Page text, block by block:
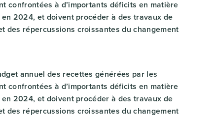
confrontées à d’importants déficits en matière
2024, et doivent procéder à des travaux de
des répercussions croissantes du changement
annuel des recettes générées par les
confrontées à d’importants déficits en matière
2024, et doivent procéder à des travaux de
des répercussions croissantes du changement